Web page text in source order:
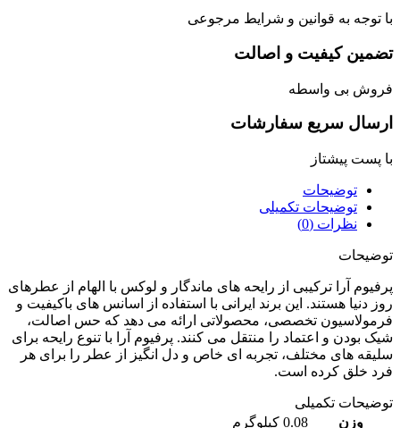
به قوانین و شرایط مرجوعی
کیفیت و اصالت
بی واسطه
سریع سفارشات
پیشتاز
توضیحات
توضیحات تکمیلی
نظرات (0)
آرا ترکیبی از رایحه‌ های ماندگار و لوکس با الهام از عطرهای
دنیا هستند. این برند ایرانی با استفاده از اسانس‌ های باکیفیت و
تخصصی، محصولاتی ارائه می‌ دهد که حس اصالت،
بودن و اعتماد را منتقل می‌ کنند. پرفیوم آرا با تنوع رایحه‌ برای
های مختلف، تجربه‌ ای خاص و دل‌ انگیز از عطر را برای هر
خلق کرده است.
تکمیلی
وزن
0.08 کیلوگرم